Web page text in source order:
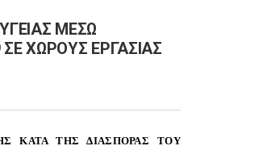
ΜΕΣΩ
ΧΩΡΟΥΣ ΕΡΓΑΣΙΑΣ
ΚΑΤΑ ΤΗΣ ΔΙΑΣΠΟΡΑΣ ΤΟΥ